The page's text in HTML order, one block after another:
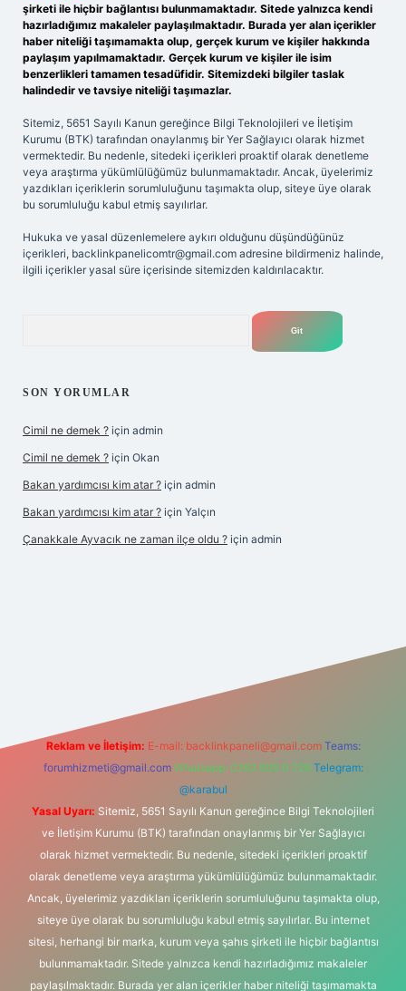
şirketi ile hiçbir bağlantısı bulunmamaktadır. Sitede yalnızca kendi
hazırladığımız makaleler paylaşılmaktadır. Burada yer alan içerikler
haber niteliği taşımamakta olup, gerçek kurum ve kişiler hakkında
paylaşım yapılmamaktadır. Gerçek kurum ve kişiler ile isim
benzerlikleri tamamen tesadüfidir. Sitemizdeki bilgiler taslak
halindedir ve tavsiye niteliği taşımazlar.
Sitemiz, 5651 Sayılı Kanun gereğince Bilgi Teknolojileri ve İletişim
Kurumu (BTK) tarafından onaylanmış bir Yer Sağlayıcı olarak hizmet
vermektedir. Bu nedenle, sitedeki içerikleri proaktif olarak denetleme
veya araştırma yükümlülüğümüz bulunmamaktadır. Ancak, üyelerimiz
yazdıkları içeriklerin sorumluluğunu taşımakta olup, siteye üye olarak
bu sorumluluğu kabul etmiş sayılırlar.
Hukuka ve yasal düzenlemelere aykırı olduğunu düşündüğünüz
içerikleri, backlinkpanelicomtr@gmail.com adresine bildirmeniz halinde,
ilgili içerikler yasal süre içerisinde sitemizden kaldırılacaktır.
SON YORUMLAR
Cimil ne demek ? için admin
Cimil ne demek ? için Okan
Bakan yardımcısı kim atar ? için admin
Bakan yardımcısı kim atar ? için Yalçın
Çanakkale Ayvacık ne zaman ilçe oldu ? için admin
Reklam ve İletişim: E-mail: backlinkpaneli@gmail.com Teams:
forumhizmeti@gmail.com Whatsapp: 0262 606 0 726 Telegram:
@karabul
Yasal Uyarı: Sitemiz, 5651 Sayılı Kanun gereğince Bilgi Teknolojileri
ve İletişim Kurumu (BTK) tarafından onaylanmış bir Yer Sağlayıcı
olarak hizmet vermektedir. Bu nedenle, sitedeki içerikleri proaktif
olarak denetleme veya araştırma yükümlülüğümüz bulunmamaktadır.
Ancak, üyelerimiz yazdıkları içeriklerin sorumluluğunu taşımakta olup,
siteye üye olarak bu sorumluluğu kabul etmiş sayılırlar. Bu internet
sitesi, herhangi bir marka, kurum veya şahıs şirketi ile hiçbir bağlantısı
bulunmamaktadır. Sitede yalnızca kendi hazırladığımız makaleler
paylaşılmaktadır. Burada yer alan içerikler haber niteliği taşımamakta